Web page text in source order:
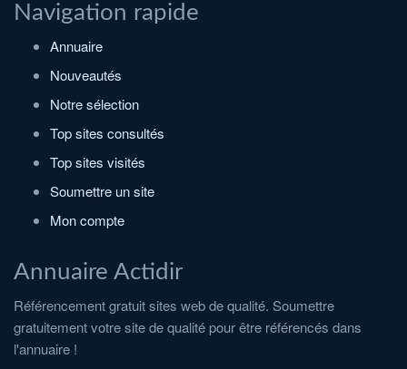
Navigation rapide
Annuaire
Nouveautés
Notre sélection
Top sites consultés
Top sites visités
Soumettre un site
Mon compte
Annuaire Actidir
Référencement gratuit sites web de qualité. Soumettre
gratuitement votre site de qualité pour être référencés dans
l'annuaire !